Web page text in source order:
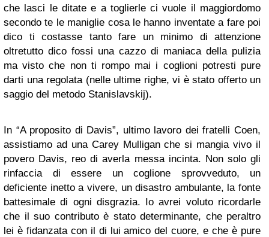
che lasci le ditate e a toglierle ci vuole il maggiordomo
secondo te le maniglie cosa le hanno inventate a fare poi
dico ti costasse tanto fare un minimo di attenzione
oltretutto dico fossi una cazzo di maniaca della pulizia
ma visto che non ti rompo mai i coglioni potresti pure
darti una regolata (nelle ultime righe, vi è stato offerto un
saggio del metodo Stanislavskij).
In “A proposito di Davis”, ultimo lavoro dei fratelli Coen,
assistiamo ad una Carey Mulligan che si mangia vivo il
povero Davis, reo di averla messa incinta. Non solo gli
rinfaccia di essere un coglione sprovveduto, un
deficiente inetto a vivere, un disastro ambulante, la fonte
battesimale di ogni disgrazia. Io avrei voluto ricordarle
che il suo contributo è stato determinante, che peraltro
lei è fidanzata con il di lui amico del cuore, e che è pure